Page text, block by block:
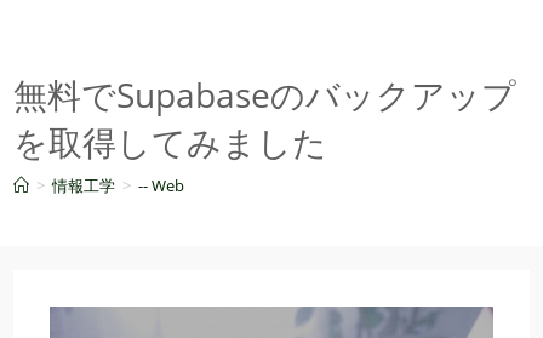
無料でSupabaseのバックアップ
を取得してみました
> 情報工学 > -- Web